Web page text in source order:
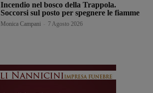
Incendio nel bosco della Trappola.
Soccorsi sul posto per spegnere le fiamme
Monica Campani 7 Agosto 2026